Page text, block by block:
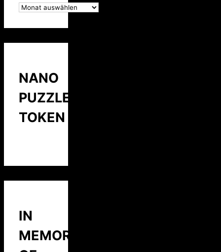
NANO
PUZZLE
TOKEN
IN
MEMORY